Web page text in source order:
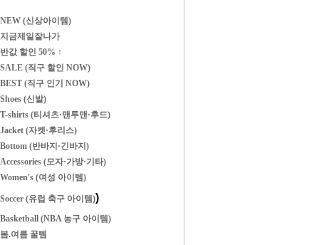
NEW (신상아이템)
지금제일잘나가
반값 할인 50% ↑
SALE (직구 할인 NOW)
BEST (직구 인기 NOW)
Shoes (신발)
T-shirts (티셔츠·맨투맨·후드)
Jacket (자켓·후리스)
Bottom (반바지·긴바지)
Accessories (모자·가방·기타)
Women's (여성 아이템)
Soccer (유럽 축구 아이템))
Basketball (NBA 농구 아이템)
봄.여름 꿀템